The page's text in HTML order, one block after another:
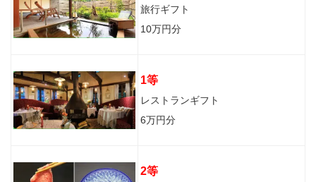
旅行ギフト
10万円分
1等
レストランギフト
6万円分
2等